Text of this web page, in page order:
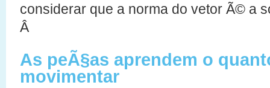
considerar que a norma do vetor Ã© a
Â
As peÃ§as aprendem o
movimentar